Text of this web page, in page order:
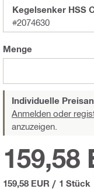
Kegelsenker HSS
#2074630
Menge
Individuelle
Anmelden oder
anzuzeigen.
159,58
159,58 EUR / 1 Stück